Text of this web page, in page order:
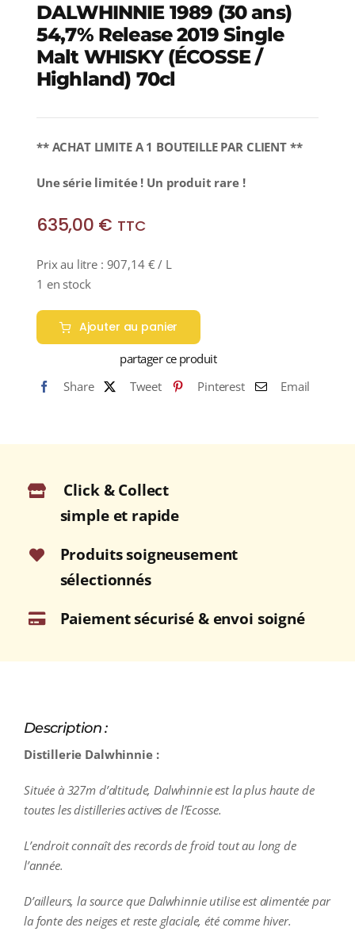
DALWHINNIE 1989 (30 ans)
54,7% Release 2019 Single
Malt WHISKY (ÉCOSSE /
Highland) 70cl
** ACHAT LIMITE A 1 BOUTEILLE PAR CLIENT **
Une série limitée ! Un produit rare !
635,00 € TTC
Prix au litre : 907,14 € / L
1 en stock
Ajouter au panier
partager ce produit
Share
Tweet Pinterest Email
Click & Collect
simple et rapide
Produits soigneusement
sélectionnés
Paiement sécurisé & envoi soigné
Description :
Distillerie Dalwhinnie :
Située à 327m d’altitude, Dalwhinnie est la plus haute de
toutes les distilleries actives de l’Ecosse.
L’endroit connaît des records de froid tout au long de
l’année.
D’ailleurs, la source que Dalwhinnie utilise est alimentée par
la fonte des neiges et reste glaciale, été comme hiver.